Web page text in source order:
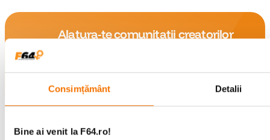
Consimțământ Detalii
Bine ai venit la F64.ro!
Alatura-te comunitatii creatorilor
pentru tine.
Consultanta